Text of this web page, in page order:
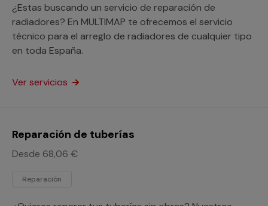
¿Estas buscando un servicio de reparación de
radiadores? En MULTIMAP te ofrecemos el servicio
técnico para el arreglo de radiadores de cualquier tipo
en toda España.
Ver servicios
Reparación de tuberías
Desde 68,06 €
Reparación